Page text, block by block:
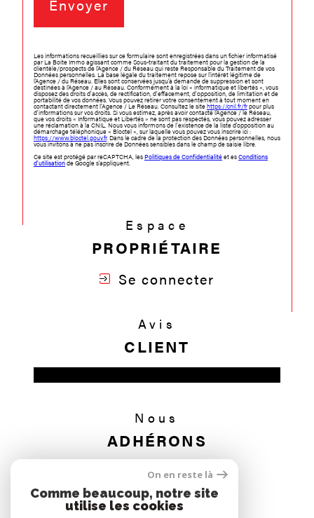
Envoyer
Les informations recueillies sur ce formulaire sont enregistrées dans un fichier informatisé
par La Boite Immo agissant comme Sous-traitant du traitement pour la gestion de la
clientèle/prospects de l'Agence / du Réseau qui reste Responsable du Traitement de vos
Données personnelles. La base légale du traitement repose sur l'intérêt légitime de
l'Agence / du Réseau. Elles sont conservées jusqu'à demande de suppression et sont
destinées à l'Agence / au Réseau. Conformément à la loi « informatique et libertés », vous
disposez des droits d’accès, de rectification, d’effacement, d’opposition, de limitation et de
portabilité de vos données. Vous pouvez retirer votre consentement à tout moment en
contactant directement l’Agence / Le Réseau. Consultez le sitehttps://cnil.fr/frpour plus
d’informations sur vos droits. Si vous estimez, après avoir contacté l'Agence / le Réseau,
que vos droits « Informatique et Libertés » ne sont pas respectés, vous pouvez adresser
une réclamation à la CNIL. Nous vous informons de l’existence de la liste d'opposition au
démarchage téléphonique « Bloctel », sur laquelle vous pouvez vous inscrire ici :
https://www.bloctel.gouv.fr. Dans le cadre de la protection des Données personnelles, nous
vous invitons à ne pas inscrire de Données sensibles dans le champ de saisie libre.
Ce site est protégé par reCAPTCHA, lesPolitiques de Confidentialitéet esConditions
d'utilisationde Google s'appliquent.
Espace
PROPRIÉTAIRE
Se connecter
Avis
CLIENT
Nous
ADHÉRONS
On en reste là
Comme beaucoup, notre site
utilise les cookies